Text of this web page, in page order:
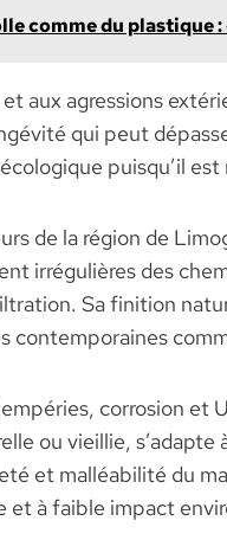
comme du plastique
aux agressions
qui peut
puisqu’il
de la région de
irrégulières des
Sa finition
contemporaines
corrosion et
ou vieillie,
et malléabilité du
et à faible impact